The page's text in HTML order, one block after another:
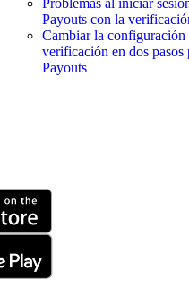
Problemas al iniciar
Payouts con la
Cambiar la configuración
verificación en dos pasos
Payouts